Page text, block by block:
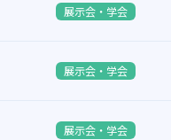
展示会・学会
展示会・学会
展示会・学会